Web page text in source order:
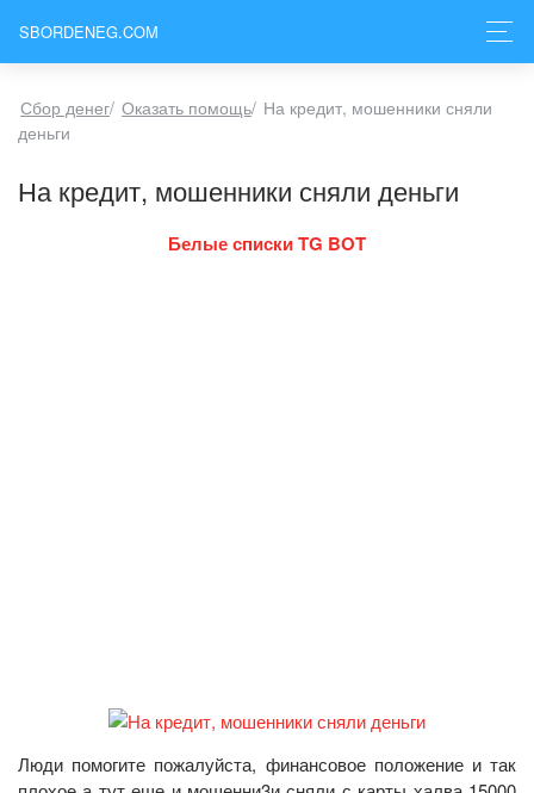
SBORDENEG.COM
Сбор денег/ Оказать помощь/ На кредит, мошенники сняли
деньги
На кредит, мошенники сняли деньги
Белые списки TG BOT
Люди помогите пожалуйста, финансовое положение и так